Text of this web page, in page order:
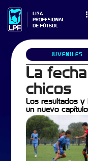
JUVENILES
La
chicos
Los resultados y
un nuevo